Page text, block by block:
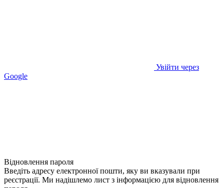
Увійти через
Google
Відновлення пароля
Введіть адресу електронної пошти, яку ви вказували при
реєстрації. Ми надішлемо лист з інформацією для відновлення